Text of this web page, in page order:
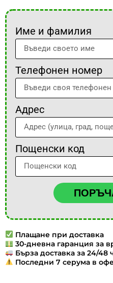
Име и фамилия
Телефонен номер
Адрес
Пощенски код
Плащане при доставка
30-дневна гаранция за
Бърза доставка за 24/48
Последни 7 серума в